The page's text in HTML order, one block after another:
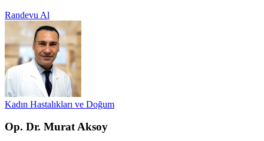
Randevu Al
Kadın Hastalıkları ve Doğum
Op. Dr. Murat Aksoy